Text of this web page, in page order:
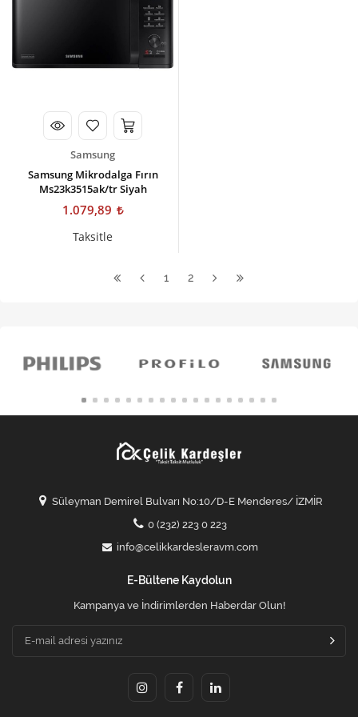
Samsung
Samsung Mikrodalga Fırın
Ms23k3515ak/tr Siyah
1.079,89
Taksitle
1 2
Süleyman Demirel Bulvarı No:10/D-E Menderes/ İZMİR
0 (232) 223 0 223
info@celikkardesleravm.com
E-Bültene Kaydolun
Kampanya ve İndirimlerden Haberdar Olun!